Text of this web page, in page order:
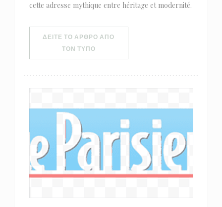
cette adresse mythique entre héritage et modernité.
ΔΕΊΤΕ ΤΟ ΆΡΘΡΟ ΑΠΌ
ΤΟΝ ΤΎΠΟ((ΑΝΟΊΓΕΙ ΣΕ ΝΈΟ ΠΑΡΆΘΥΡΟ))